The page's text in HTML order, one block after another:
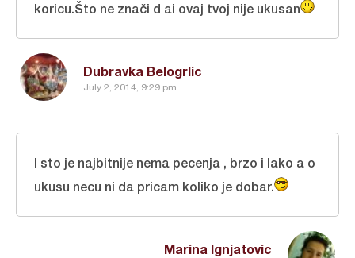
Dubravka Belogrlic
July 2, 2014, 9:29 pm
koricu.Što ne znači d ai ovaj tvoj nije ukusan
Marina Ignjatovic
I sto je najbitnije nema pecenja , brzo i lako a o
ukusu necu ni da pricam koliko je dobar.